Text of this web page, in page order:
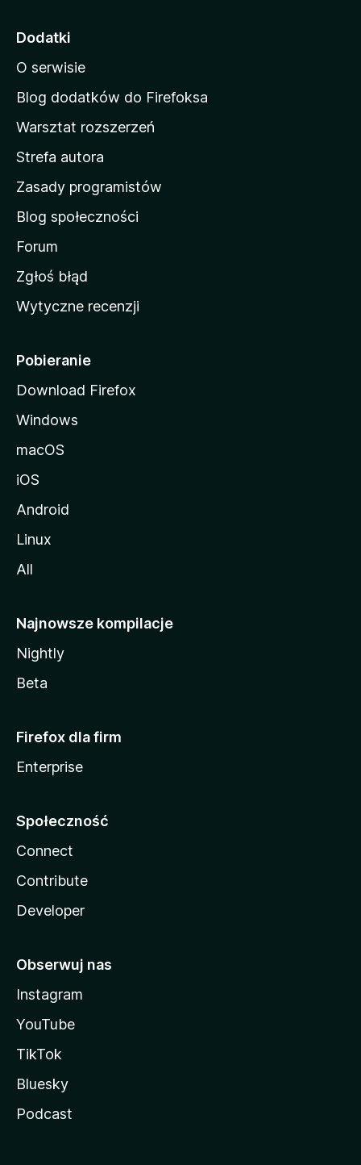
o
a
d
m
o
w
M
o
z
l
i
Dodatki
O serwisie
Blog dodatków do Firefoksa
Warsztat rozszerzeń
Strefa autora
Zasady programistów
Blog społeczności
Forum
Zgłoś błąd
Wytyczne recenzji
Pobieranie
Download Firefox
Windows
macOS
iOS
Android
Linux
All
Najnowsze kompilacje
Nightly
Beta
Firefox dla firm
Enterprise
Społeczność
Connect
Contribute
Developer
Obserwuj nas
Instagram
YouTube
TikTok
Bluesky
Podcast